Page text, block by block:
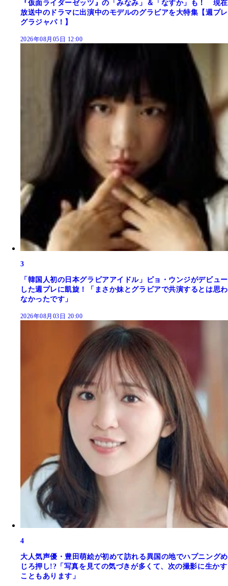
『仮面ライダーゼッツ』の「みなみ」＆「なすか」も！ 現在
放送中のドラマに出演中のモデルのグラビアを大特集【週プレ
グラジャパ！】
2026年08月05日 12:00
3
「韓国人初の日本グラビアアイドル」ピョ・ウンジがデビュー
した週プレに凱旋！「まさか妹とグラビアで共演するとは思わ
なかったです」
2026年08月03日 20:00
4
大人気声優・豊田萌絵が初めて訪れる異国の地でハプニングめ
じろ押し!?「写真を見ての気づきが多くて、次の撮影に生かす
こともあります」